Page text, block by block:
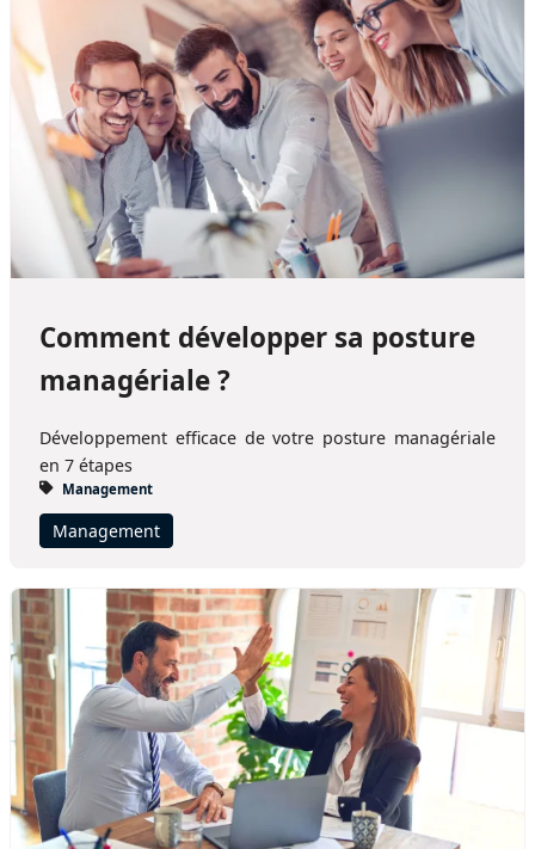
Comment développer sa posture
managériale ?
Développement efficace de votre posture managériale
en 7 étapes
Management
Management